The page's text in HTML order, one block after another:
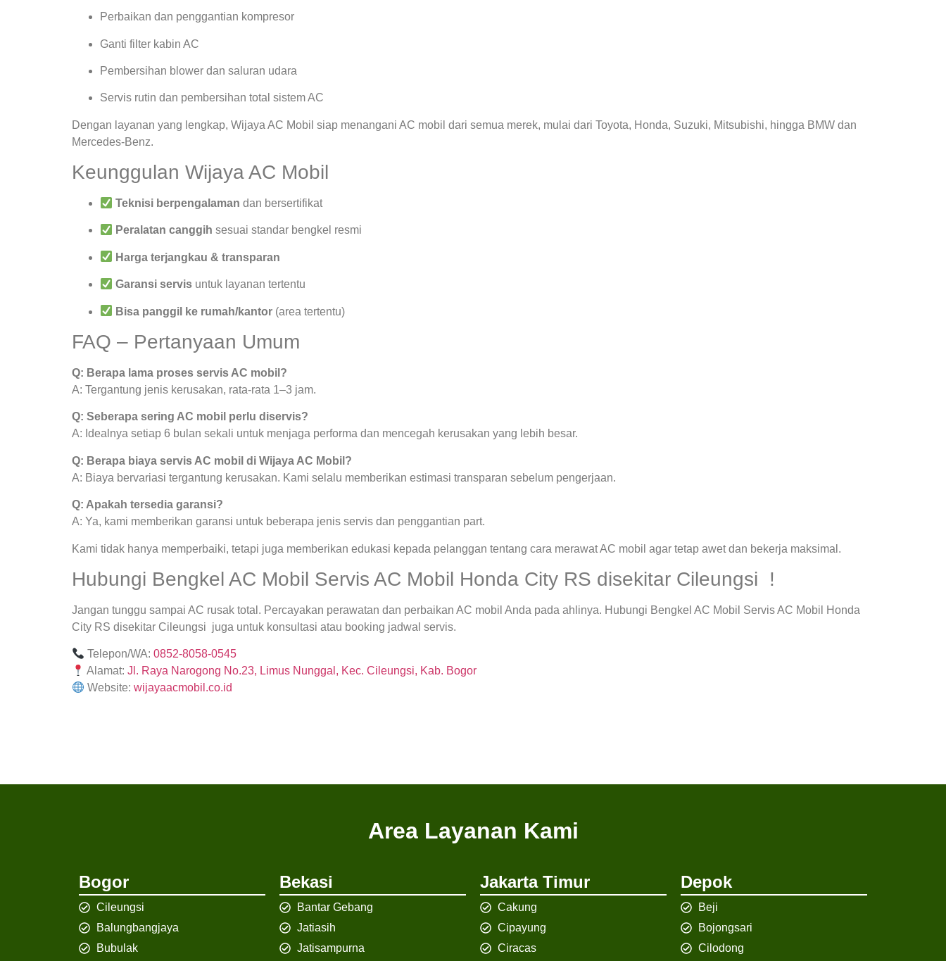
Perbaikan dan penggantian kompresor
Ganti filter kabin AC
Pembersihan blower dan saluran udara
Servis rutin dan pembersihan total sistem AC
Dengan layanan yang lengkap, Wijaya AC Mobil siap menangani AC mobil dari semua merek, mulai dari Toyota, Honda, Suzuki, Mitsubishi, hingga BMW dan
Mercedes-Benz.
Keunggulan Wijaya AC Mobil
Teknisi berpengalaman dan bersertifikat
Peralatan canggih sesuai standar bengkel resmi
Harga terjangkau & transparan
Garansi servis untuk layanan tertentu
Bisa panggil ke rumah/kantor (area tertentu)
FAQ – Pertanyaan Umum
Q: Berapa lama proses servis AC mobil?
A: Tergantung jenis kerusakan, rata-rata 1–3 jam.
Q: Seberapa sering AC mobil perlu diservis?
A: Idealnya setiap 6 bulan sekali untuk menjaga performa dan mencegah kerusakan yang lebih besar.
Q: Berapa biaya servis AC mobil di Wijaya AC Mobil?
A: Biaya bervariasi tergantung kerusakan. Kami selalu memberikan estimasi transparan sebelum pengerjaan.
Q: Apakah tersedia garansi?
A: Ya, kami memberikan garansi untuk beberapa jenis servis dan penggantian part.
Kami tidak hanya memperbaiki, tetapi juga memberikan edukasi kepada pelanggan tentang cara merawat AC mobil agar tetap awet dan bekerja maksimal.
Hubungi Bengkel AC Mobil Servis AC Mobil Honda City RS disekitar Cileungsi !
Jangan tunggu sampai AC rusak total. Percayakan perawatan dan perbaikan AC mobil Anda pada ahlinya. Hubungi Bengkel AC Mobil Servis AC Mobil Honda
City RS disekitar Cileungsi juga untuk konsultasi atau booking jadwal servis.
Telepon/WA:0852-8058-0545
Alamat:Jl. Raya Narogong No.23, Limus Nunggal, Kec. Cileungsi, Kab. Bogor
Website:wijayaacmobil.co.id
Area Layanan Kami
Bogor
Cileungsi
Balungbangjaya
Bubulak
Bekasi
Bantar Gebang
Jatiasih
Jatisampurna
Jakarta Timur
Cakung
Cipayung
Ciracas
Depok
Beji
Bojongsari
Cilodong